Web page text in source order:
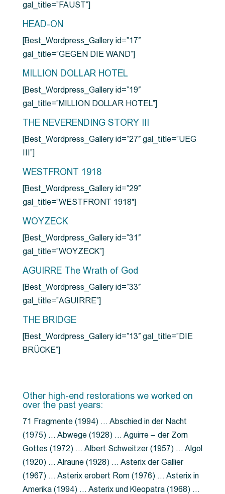
gal_title=”FAUST”]
HEAD-ON
[Best_Wordpress_Gallery id=”17″
gal_title=”GEGEN DIE WAND”]
MILLION DOLLAR HOTEL
[Best_Wordpress_Gallery id=”19″
gal_title=”MILLION DOLLAR HOTEL”]
THE NEVERENDING STORY III
[Best_Wordpress_Gallery id=”27″ gal_title=”UEG
III”]
WESTFRONT 1918
[Best_Wordpress_Gallery id=”29″
gal_title=”WESTFRONT 1918″]
WOYZECK
[Best_Wordpress_Gallery id=”31″
gal_title=”WOYZECK”]
AGUIRRE The Wrath of God
[Best_Wordpress_Gallery id=”33″
gal_title=”AGUIRRE”]
THE BRIDGE
[Best_Wordpress_Gallery id=”13″ gal_title=”DIE
BRÜCKE”]
Other high-end restorations we worked on
over the past years:
71 Fragmente (1994) … Abschied in der Nacht
(1975) … Abwege (1928) … Aguirre – der Zorn
Gottes (1972) … Albert Schweitzer (1957) … Algol
(1920) … Alraune (1928) … Asterix der Gallier
(1967) … Asterix erobert Rom (1976) … Asterix in
Amerika (1994) … Asterix und Kleopatra (1968) …